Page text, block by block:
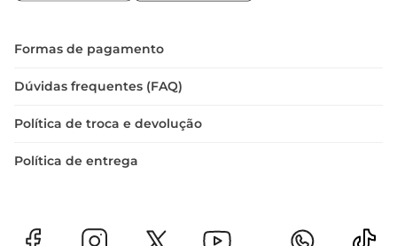
fresco e seco, longe da luz direta.
Formas de pagamento
Dúvidas frequentes (FAQ)
Política de troca e devolução
Política de entrega